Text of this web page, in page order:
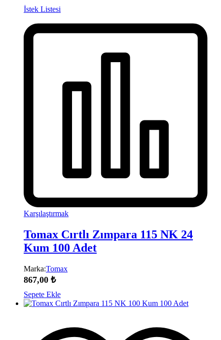
İstek Listesi
Karşılaştırmak
Tomax Cırtlı Zımpara 115 NK 24
Kum 100 Adet
Marka:Tomax
867,00 ₺
Sepete Ekle